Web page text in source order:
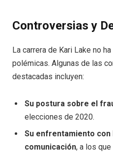
Controversias y
La carrera de Kari Lake no
polémicas. Algunas de las
destacadas incluyen:
Su postura sobre el
elecciones de 2020.
Su enfrentamiento con
comunicación, a los